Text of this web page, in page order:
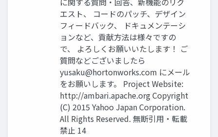
エスト、 コードのパッチ、デザイン
フィードバック、 ドキュメンテーシ
ョンなど、貢献方法は様々ですの
で、 よろしくお願いいたします！ ご
質問などございましたら
yusaku@hortonworks.com にメール
をお願いします。 Project Website:
http://ambari.apache.org Copyright
(C) 2015 Yahoo Japan Corporation.
All Rights Reserved. 無断引用・転載
禁止 14